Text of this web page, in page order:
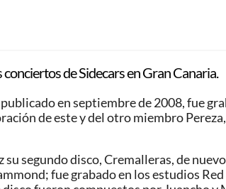
de Sidecars en Gran Canaria.
en septiembre de 2008, fue
de este y del otro miembro
su segundo disco, Cremalleras, de
fue grabado en los estudios